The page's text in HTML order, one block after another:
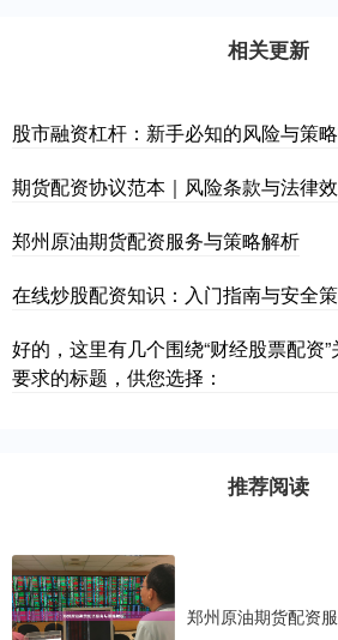
相关更新
股市融资杠杆：新手必知的风险与策
期货配资协议范本｜风险条款与法律
郑州原油期货配资服务与策略解析
在线炒股配资知识：入门指南与安全
好的，这里有几个围绕“财经股票配资
要求的标题，供您选择：
推荐阅读
郑州原油期货配资